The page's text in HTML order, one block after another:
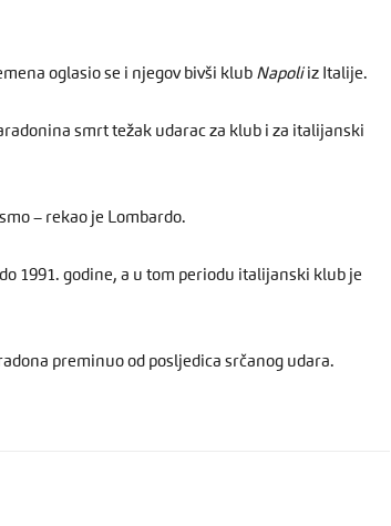
oglasio se i njegov bivši klub Napoliiz Italije.
smrt težak udarac za klub i za italijanski
– rekao je Lombardo.
1991. godine, a u tom periodu italijanski klub je
preminuo od posljedica srčanog udara.